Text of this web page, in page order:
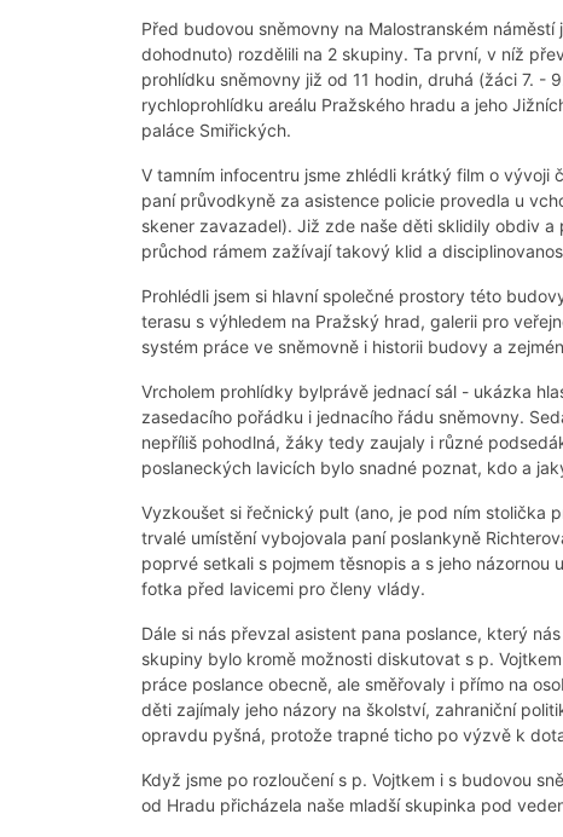
Před budovou sněmovny na Malostranském
dohodnuto) rozdělili na 2 skupiny. Ta první, v níž
prohlídku sněmovny již od 11 hodin, druhá (žáci 7. -
rychloprohlídku areálu Pražského hradu a jeho
paláce Smiřických.
V tamním infocentru jsme zhlédli krátký film o vývoji
paní průvodkyně za asistence policie provedla u
skener zavazadel). Již zde naše děti sklidily obdiv
průchod rámem zažívají takový klid a
Prohlédli jsem si hlavní společné prostory této
terasu s výhledem na Pražský hrad, galerii pro
systém práce ve sněmovně i historii budovy a
Vrcholem prohlídky bylprávě jednací sál - ukázka
zasedacího pořádku i jednacího řádu sněmovny.
nepříliš pohodlná, žáky tedy zaujaly i různé
poslaneckých lavicích bylo snadné poznat, kdo a
Vyzkoušet si řečnický pult (ano, je pod ním stolička
trvalé umístění vybojovala paní poslankyně
poprvé setkali s pojmem těsnopis a s jeho
fotka před lavicemi pro členy vlády.
Dále si nás převzal asistent pana poslance, který
skupiny bylo kromě možnosti diskutovat s p.
práce poslance obecně, ale směřovaly i přímo na
děti zajímaly jeho názory na školství, zahraniční
opravdu pyšná, protože trapné ticho po výzvě k
Když jsme po rozloučení s p. Vojtkem i s budovou
od Hradu přicházela naše mladší skupinka pod